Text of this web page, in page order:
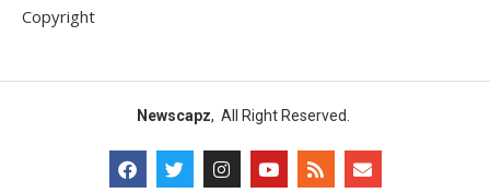
Copyright
Newscapz, All Right Reserved.